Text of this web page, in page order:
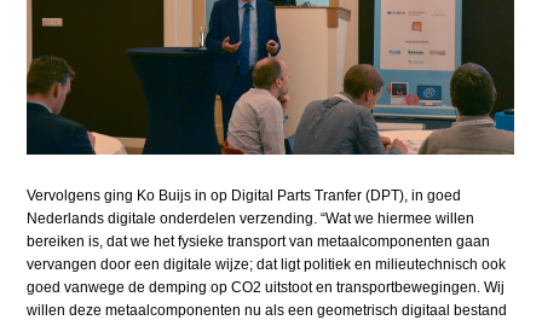
Vervolgens ging Ko Buijs in op Digital Parts Tranfer (DPT), in goed
Nederlands digitale onderdelen verzending. “Wat we hiermee willen
bereiken is, dat we het fysieke transport van metaalcomponenten gaan
vervangen door een digitale wijze; dat ligt politiek en milieutechnisch ook
goed vanwege de demping op CO2 uitstoot en transportbewegingen. Wij
willen deze metaalcomponenten nu als een geometrisch digitaal bestand